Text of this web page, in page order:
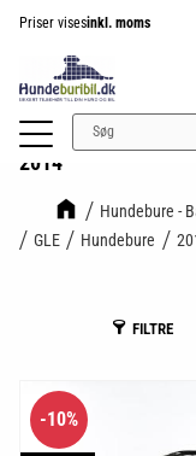
Priser visesinkl. moms
2014
Hundebure -
GLE
Hundebure
FILTRE
10%